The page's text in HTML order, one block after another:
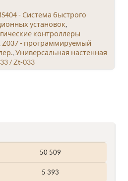
- Система быстрого
установок
контроллеры
Z037 - программируемый
Универсальная настенная
/ Zt-033
50 509
5 393